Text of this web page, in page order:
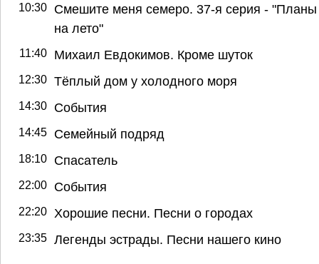
10:30
Смешите меня семеро. 37-я серия - "Планы
на лето"
11:40 Михаил Евдокимов. Кроме шуток
12:30 Тёплый дом у холодного моря
14:30 События
14:45 Семейный подряд
18:10 Спасатель
22:00 События
22:20 Хорошие песни. Песни о городах
23:35 Легенды эстрады. Песни нашего кино